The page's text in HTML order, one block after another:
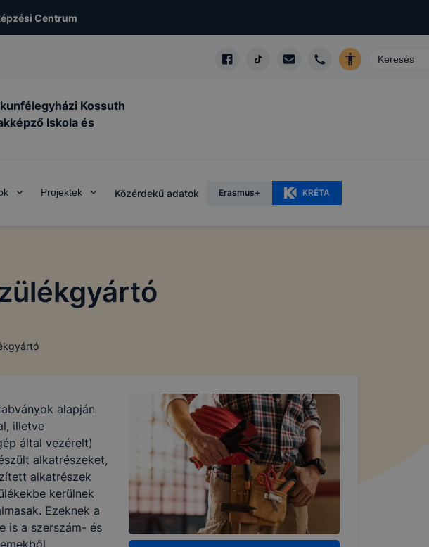
Centrum
Kossuth
Iskola és
Projektek Közérdekű adatok Erasmus+ KRÉTA
alapján
illetve
által vezérelt)
alkatrészeket,
alkatrészek
kerülnek
Ezeknek a
is a szerszám- és